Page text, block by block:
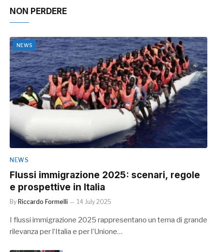
NON PERDERE
NEWS
NEWS
Flussi immigrazione 2025: scenari, regole
e prospettive in Italia
By Riccardo Formelli 14 July 2025
I flussi immigrazione 2025 rappresentano un tema di grande
rilevanza per l’Italia e per l’Unione…